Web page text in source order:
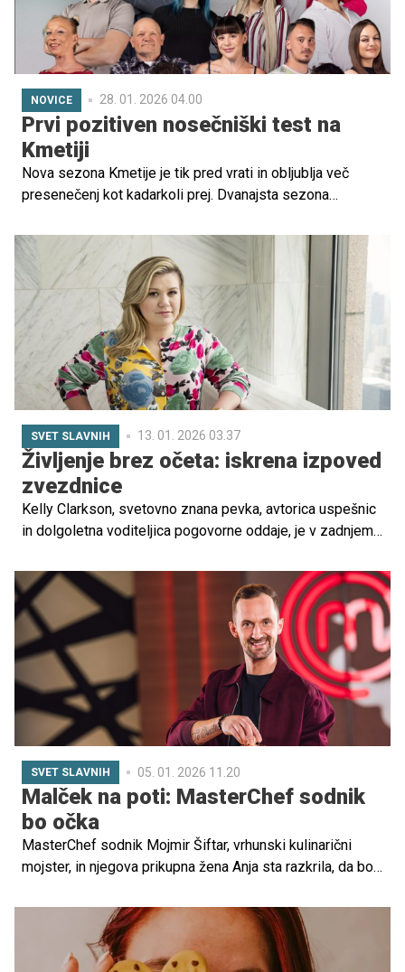
NOVICE 28. 01. 2026 04.00
Prvi pozitiven nosečniški test na
Kmetiji
Nova sezona Kmetije je tik pred vrati in obljublja več
presenečenj kot kadarkoli prej. Dvanajsta sezona
gledalce popeljala v povsem novo izkušnjo, kjer velja le
eno pravilo: pričakujte nepričakovano. Kaj nas čaka?
Poglejte napovednik!
SVET SLAVNIH 13. 01. 2026 03.37
Življenje brez očeta: iskrena izpoved
zvezdnice
Kelly Clarkson, svetovno znana pevka, avtorica uspešnic
in dolgoletna voditeljica pogovorne oddaje, je v zadnjem
SVET SLAVNIH 05. 01. 2026 11.20
Malček na poti: MasterChef sodnik
bo očka
MasterChef sodnik Mojmir Šiftar, vrhunski kulinarični
mojster, in njegova prikupna žena Anja sta razkrila, da bo